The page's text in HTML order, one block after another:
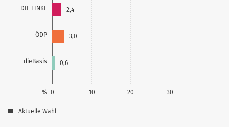
DIE LINKE
ÖDP
dieBasis
0 10 20 30
%
2,4
3,0
0,6
Aktuelle Wahl